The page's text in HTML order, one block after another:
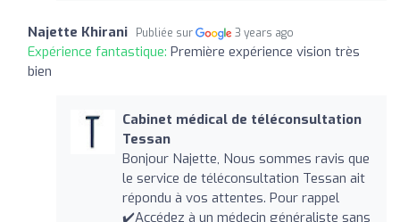
Najette Khirani Publiée sur 3 years ago
Expérience fantastique: Première expérience vision très
bien
Cabinet médical de téléconsultation
Tessan
Bonjour Najette, Nous sommes ravis que
le service de téléconsultation Tessan ait
répondu à vos attentes. Pour rappel
✔️Accédez à un médecin généraliste sans